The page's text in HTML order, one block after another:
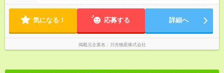
額支給）
気になる！ 応募する 詳細へ
掲載元企業名 川光物産株式会社